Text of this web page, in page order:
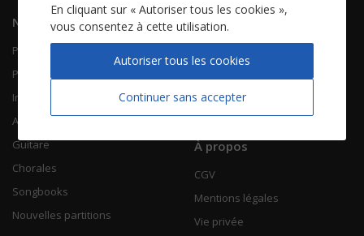
Navigation
Piano Chant
Piano Solo
Instruments solistes
Accordéon
Guitare
Chorales
Songbooks
Nouvelles partitions
Informations
FAQ
À propos
CGV
Mentions légales
Vie privée
En cliquant sur « Autoriser tous les cookies »,
vous consentez à cette utilisation.
Continuer sans accepter
Autoriser tous les cookies